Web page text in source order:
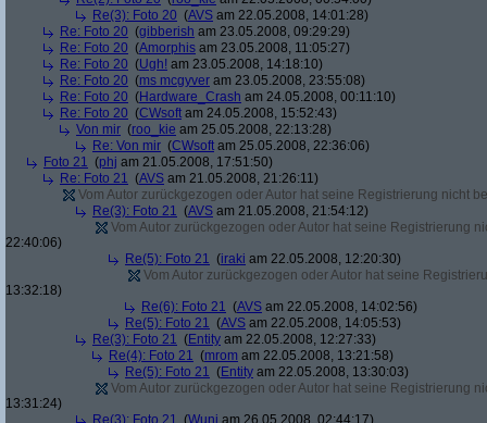
Re(3): Foto 20 (AVS am 22.05.2008, 14:01:28)
Re: Foto 20 (gibberish am 23.05.2008, 09:29:29)
Re: Foto 20 (Amorphis am 23.05.2008, 11:05:27)
Re: Foto 20 (Ugh! am 23.05.2008, 14:18:10)
Re: Foto 20 (ms mcgyver am 23.05.2008, 23:55:08)
Re: Foto 20 (Hardware_Crash am 24.05.2008, 00:11:10)
Re: Foto 20 (CWsoft am 24.05.2008, 15:52:43)
Von mir (roo_kie am 25.05.2008, 22:13:28)
Re: Von mir (CWsoft am 25.05.2008, 22:36:06)
Foto 21 (phj am 21.05.2008, 17:51:50)
Re: Foto 21 (AVS am 21.05.2008, 21:26:11)
Vom Autor zurückgezogen oder Autor hat seine Registrierung nicht
Re(3): Foto 21 (AVS am 21.05.2008, 21:54:12)
Vom Autor zurückgezogen oder Autor hat seine Registrierung
22:40:06)
Re(5): Foto 21 (iraki am 22.05.2008, 12:20:30)
Vom Autor zurückgezogen oder Autor hat seine
13:32:18)
Re(6): Foto 21 (AVS am 22.05.2008, 14:02:56)
Re(5): Foto 21 (AVS am 22.05.2008, 14:05:53)
Re(3): Foto 21 (Entity am 22.05.2008, 12:27:33)
Re(4): Foto 21 (mrom am 22.05.2008, 13:21:58)
Re(5): Foto 21 (Entity am 22.05.2008, 13:30:03)
Vom Autor zurückgezogen oder Autor hat seine Registrierung
13:31:24)
Re(3): Foto 21 (Wuni am 26.05.2008, 02:44:17)